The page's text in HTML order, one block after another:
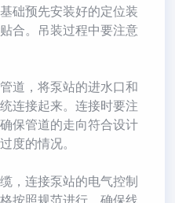
础预先安装好的定位装
合。吊装过程中要注意
，将泵站的进水口和
连接起来。连接时要注
保管道的走向符合设计
度的情况。
连接泵站的电气控制
按照规范进行，确保线